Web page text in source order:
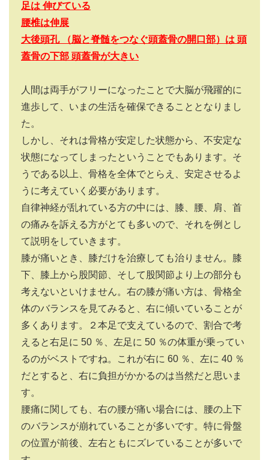
足は 伸びている
腰椎は伸展
大後頭孔 （脳と脊髄をつなぐ頭蓋骨の開口部）は 頭
蓋骨の下部 頭蓋骨が大きい
人間は両手がフリーになったことで大脳が飛躍的に
進歩して、いまの生活を確保できることとなりまし
た。
しかし、それは骨格が安定した状態から、不安定な
状態になってしまったということでもあります。そ
うである以上、骨格を全体でとらえ、安定させるよ
うに考えていく必要があります。
自律神経が乱れている方の中には、膝、腰、肩、首
の痛みを訴える方がとても多いので、それを例とし
て説明をしていきます。
膝が痛いとき、膝だけを治療しても治りません。膝
下、膝上から股関節、そして股関節より上の部分も
考えないといけません。右の膝が痛い方は、骨格全
体のバランスを見てみると、右に傾いていることが
多くあります。２本足で支えているので、割合で考
えると右足に 50 ％、左足に 50 ％の体重が乗ってい
るのがベストですね。これが右に 60 ％、左に 40 ％
だとすると、右に負担がかかるのは当然だと思いま
す。
腰痛に関しても、右の腰が痛い場合には、腰の上下
のバランスが崩れていることが多いです。特に骨盤
の位置が前後、左右ともにズレていることが多いで